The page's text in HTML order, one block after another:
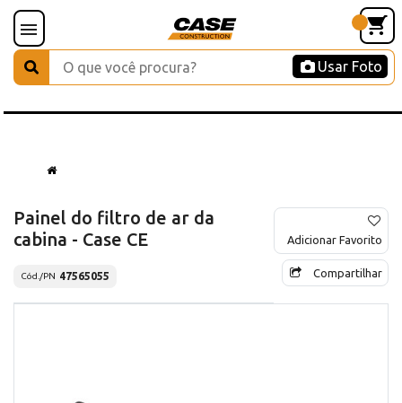
Usar Foto
Painel do filtro de ar da
cabina - Case CE
Cód./PN 47565055
Adicionar Favorito
Compartilhar